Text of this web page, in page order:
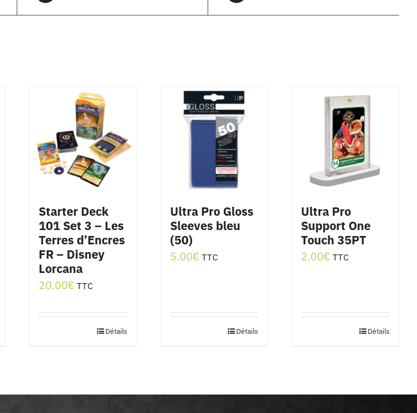
Starter Deck
101 Set 3 – Les
Terres d’Encres
FR – Disney
Lorcana
20.00€ TTC
Détails
Ultra Pro Gloss
Sleeves bleu
(50)
5.00€ TTC
Détails
Ultra Pro
Support One
Touch 35PT
2.00€ TTC
plusieurs
Détails